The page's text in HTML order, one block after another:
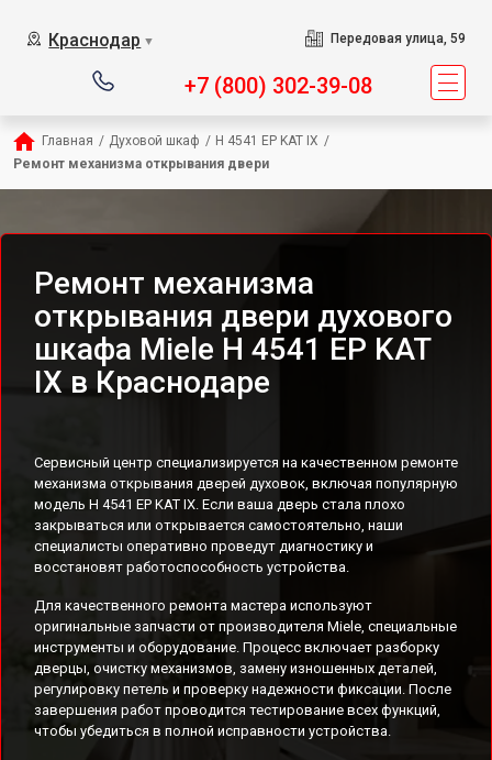
Краснодар ▼ Передовая улица, 59
+7 (800) 302-39-08
Главная / Духовой шкаф / H 4541 EP KAT IX /
Ремонт механизма открывания двери
Ремонт механизма
открывания двери духового
шкафа Miele H 4541 EP KAT
IX в Краснодаре
Сервисный центр специализируется на качественном ремонте
механизма открывания дверей духовок, включая популярную
модель H 4541 EP KAT IX. Если ваша дверь стала плохо
закрываться или открывается самостоятельно, наши
специалисты оперативно проведут диагностику и
восстановят работоспособность устройства.
Для качественного ремонта мастера используют
оригинальные запчасти от производителя Miele, специальные
инструменты и оборудование. Процесс включает разборку
дверцы, очистку механизмов, замену изношенных деталей,
регулировку петель и проверку надежности фиксации. После
завершения работ проводится тестирование всех функций,
чтобы убедиться в полной исправности устройства.